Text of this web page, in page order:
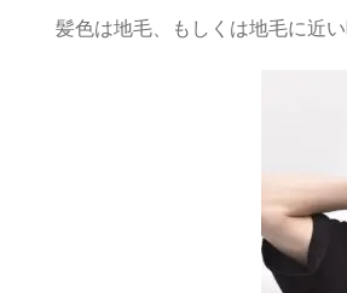
髪色は地毛、もしくは地毛に近い